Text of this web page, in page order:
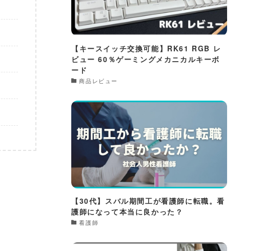
【キースイッチ交換可能】RK61 RGB レ
ビュー 60％ゲーミングメカニカルキーボ
ード
商品レビュー
【30代】スバル期間工が看護師に転職。看
護師になって本当に良かった？
看護師